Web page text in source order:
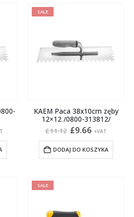
SALE
KAEM Paca 38x10cm zęby
12×12 /0800-313812/
£11.12 Pierwotna
wynosiła:
£11.12.
£9.66 Aktualna
wynosi:
£9.66.
+VAT
DODAJ DO KOSZYKA
SALE